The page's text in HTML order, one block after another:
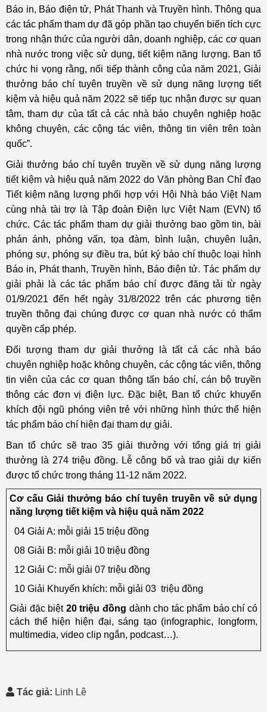
Báo in, Báo điện tử, Phát Thanh và Truyền hình. Thông qua
các tác phẩm tham dự đã góp phần tạo chuyển biến tích cực
trong nhận thức của người dân, doanh nghiệp, các cơ quan
nhà nước trong việc sử dụng, tiết kiệm năng lượng. Ban tổ
chức hi vọng rằng, nối tiếp thành công của năm 2021, Giải
thưởng báo chí tuyên truyền về sử dụng năng lượng tiết
kiệm và hiệu quả năm 2022 sẽ tiếp tục nhận được sự quan
tâm, tham dự của tất cả các nhà báo chuyên nghiệp hoặc
không chuyên, các cộng tác viên, thông tin viên trên toàn
quốc”.
Giải thưởng báo chí tuyên truyền về sử dụng năng lượng
tiết kiệm và hiệu quả năm 2022 do Văn phòng Ban Chỉ đạo
Tiết kiệm năng lượng phối hợp với Hội Nhà báo Việt Nam
cùng nhà tài trợ là Tập đoàn Điện lực Việt Nam (EVN) tổ
chức. Các tác phẩm tham dự giải thưởng bao gồm tin, bài
phản ánh, phỏng vấn, tọa đàm, bình luận, chuyên luận,
phóng sự, phóng sự điều tra, bút ký báo chí thuộc loại hình
Báo in, Phát thanh, Truyền hình, Báo điện tử. Tác phẩm dự
giải phải là các tác phẩm báo chí được đăng tải từ ngày
01/9/2021 đến hết ngày 31/8/2022 trên các phương tiện
truyền thông đại chúng được cơ quan nhà nước có thẩm
quyền cấp phép.
Đối tượng tham dự giải thưởng là tất cả các nhà báo
chuyên nghiệp hoặc không chuyên, các cộng tác viên, thông
tin viên của các cơ quan thông tấn báo chí, cán bộ truyền
thông các đơn vị điện lực. Đặc biệt, Ban tổ chức khuyến
khích đội ngũ phóng viên trẻ với những hình thức thể hiện
tác phẩm báo chí hiện đại tham dự giải.
Ban tổ chức sẽ trao 35 giải thưởng với tổng giá trị giải
thưởng là 274 triệu đồng. Lễ công bố và trao giải dự kiến
được tổ chức trong tháng 11-12 năm 2022.
Cơ cấu Giải thưởng báo chí tuyên truyền về sử dụng
năng lượng tiết kiệm và hiệu quả năm 2022
04 Giải A: mỗi giải 15 triệu đồng
08 Giải B: mỗi giải 10 triệu đồng
12 Giải C: mỗi giải 07 triệu đồng
10 Giải Khuyến khích: mỗi giải 03 triệu đồng
Giải đặc biệt 20 triệu đồng dành cho tác phẩm báo chí có
cách thể hiện hiện đại, sáng tạo (infographic, longform,
multimedia, video clip ngắn, podcast…).
Tác giả: Linh Lê